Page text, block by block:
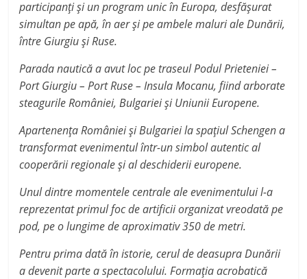
participanţi şi un program unic în Europa, desfăşurat
simultan pe apă, în aer şi pe ambele maluri ale Dunării,
între Giurgiu şi Ruse.
Parada nautică a avut loc pe traseul Podul Prieteniei –
Port Giurgiu – Port Ruse – Insula Mocanu, fiind arborate
steagurile României, Bulgariei şi Uniunii Europene.
Apartenenţa României şi Bulgariei la spaţiul Schengen a
transformat evenimentul într-un simbol autentic al
cooperării regionale şi al deschiderii europene.
Unul dintre momentele centrale ale evenimentului l-a
reprezentat primul foc de artificii organizat vreodată pe
pod, pe o lungime de aproximativ 350 de metri.
Pentru prima dată în istorie, cerul de deasupra Dunării
a devenit parte a spectacolului. Formaţia acrobatică